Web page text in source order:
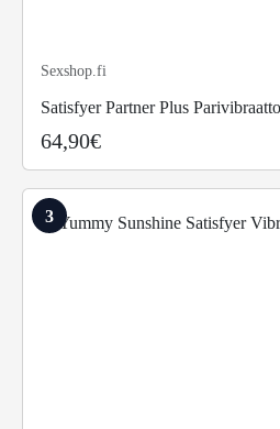
Sexshop.fi
Satisfyer Partner Plus
64,90€
3